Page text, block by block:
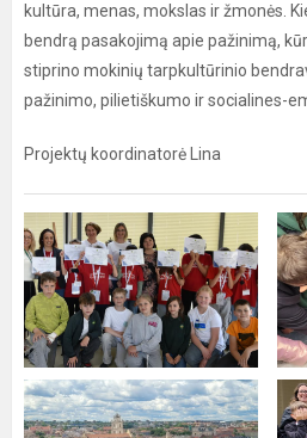
kultūra, menas, mokslas ir žmonės.
bendrą pasakojimą apie pažinimą,
stiprino mokinių tarpkultūrinio
pažinimo, pilietiškumo ir socialines-
Projektų koordinatorė Lina